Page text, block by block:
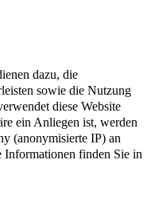
dazu, die
sowie die Nutzung
diese Website
ein Anliegen ist, werden
(anonymisierte IP) an
finden Sie in